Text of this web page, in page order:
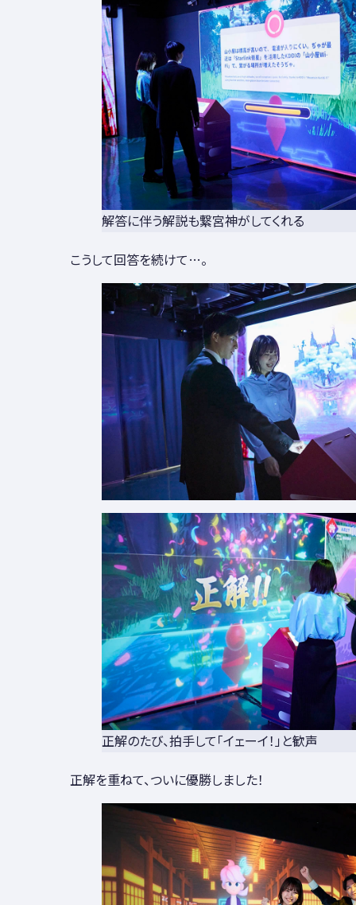
解答に伴う解説も繋宮神がしてくれる
こうして回答を続けて…。
正解のたび、拍手して「イェーイ！」と歓声
正解を重ねて、ついに優勝しました！